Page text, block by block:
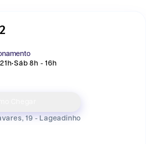
•Sáb 8h - 16h
19 - Lageadinho